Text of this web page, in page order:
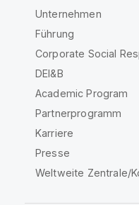
Unternehmen
Führung
Corporate Social
DEI&B
Academic Program
Partnerprogramm
Karriere
Presse
Weltweite Zentrale/